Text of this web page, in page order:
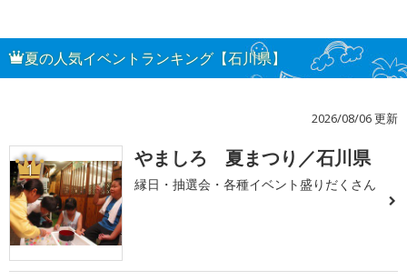
夏の人気イベントランキング【石川県】
2026/08/06 更新
1 やましろ 夏まつり／石川県
縁日・抽選会・各種イベント盛りだくさん